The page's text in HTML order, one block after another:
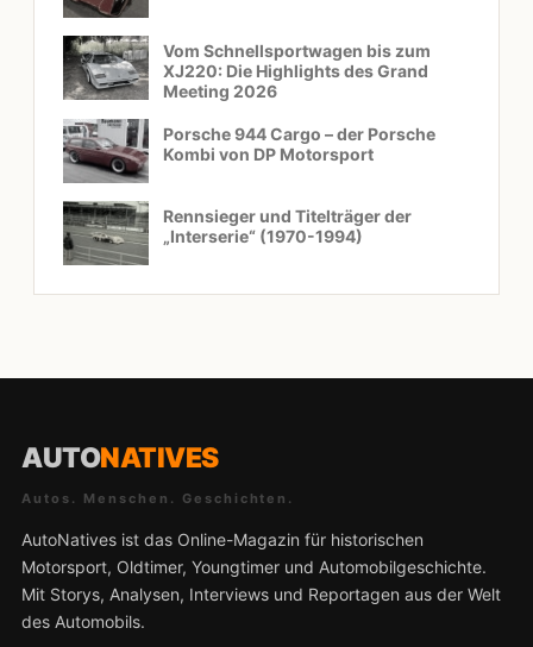
Vom Schnellsportwagen bis zum
XJ220: Die Highlights des Grand
Meeting 2026
Porsche 944 Cargo – der Porsche
Kombi von DP Motorsport
Rennsieger und Titelträger der
„Interserie“ (1970-1994)
AUTONATIVES
Autos. Menschen. Geschichten.
AutoNatives ist das Online-Magazin für historischen
Motorsport, Oldtimer, Youngtimer und Automobilgeschichte.
Mit Storys, Analysen, Interviews und Reportagen aus der Welt
des Automobils.